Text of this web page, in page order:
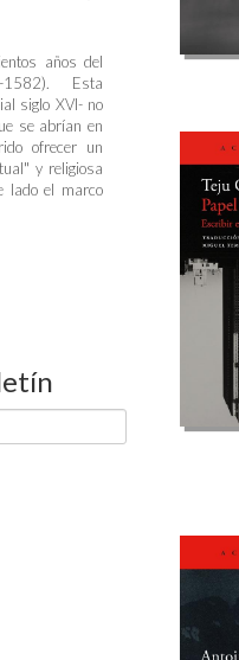
años del
1582). Esta
siglo XVI- no
se abrían en
ofrecer un
y religiosa
lado el marco